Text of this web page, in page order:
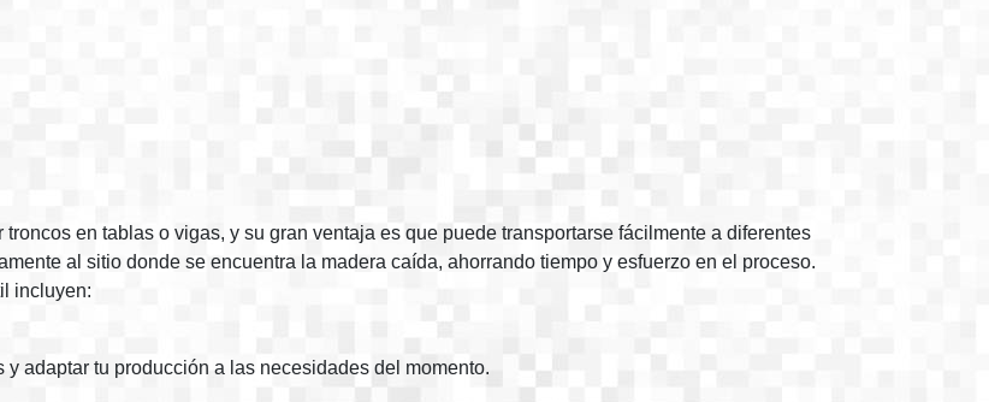
en tablas o vigas, y su gran ventaja es que puede transportarse fácilmente a diferentes
al sitio donde se encuentra la madera caída, ahorrando tiempo y esfuerzo en el proceso.
incluyen:
adaptar tu producción a las necesidades del momento.